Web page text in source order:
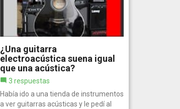
¿Una guitarra
electroacústica suena igual
que una acústica?
3 respuestas
Había ido a una tienda de instrumentos
a ver guitarras acústicas y le pedí al